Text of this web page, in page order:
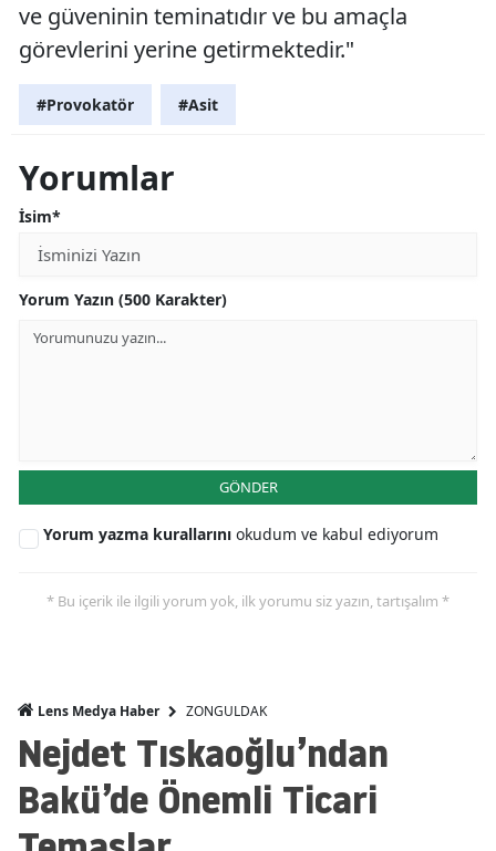
ve güveninin teminatıdır ve bu amaçla
görevlerini yerine getirmektedir."
#Provokatör #Asit
Yorumlar
İsim*
Yorum Yazın (500 Karakter)
GÖNDER
Yorum yazma kurallarını okudum ve kabul ediyorum
* Bu içerik ile ilgili yorum yok, ilk yorumu siz yazın, tartışalım *
Lens Medya Haber ZONGULDAK
Nejdet Tıskaoğlu’ndan
Bakü’de Önemli Ticari